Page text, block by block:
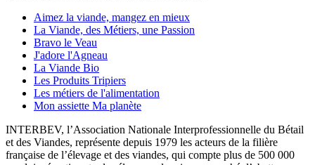
Aimez la viande, mangez en mieux
La Viande, des Métiers, une Passion
Bravo le Veau
J'adore l'Agneau
La Viande Bio
Les Produits Tripiers
Les métiers de l'alimentation
Mon assiette Ma planète
INTERBEV, l’Association Nationale Interprofessionnelle du Bétail
et des Viandes, représente depuis 1979 les acteurs de la filière
française de l’élevage et des viandes, qui compte plus de 500 000